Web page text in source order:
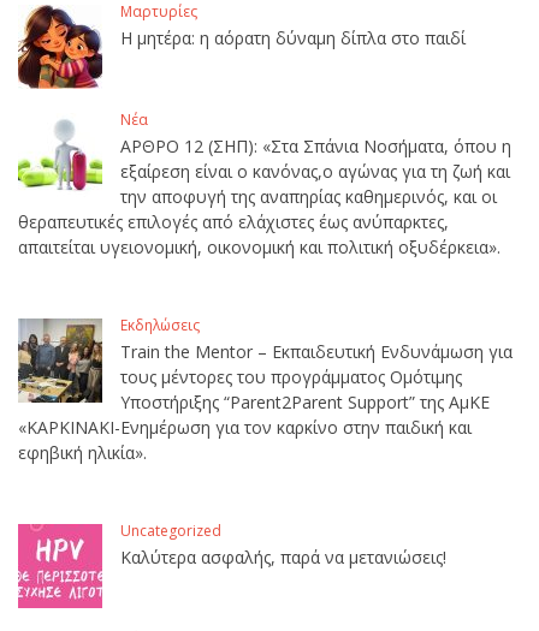
Μαρτυρίες
Η μητέρα: η αόρατη δύναμη δίπλα στο παιδί
Νέα
ΑΡΘΡΟ 12 (ΣΗΠ): «Στα Σπάνια Νοσήματα, όπου η
εξαίρεση είναι ο κανόνας,ο αγώνας για τη ζωή και
την αποφυγή της αναπηρίας καθημερινός, και οι
θεραπευτικές επιλογές από ελάχιστες έως ανύπαρκτες,
απαιτείται υγειονομική, οικονομική και πολιτική οξυδέρκεια».
Εκδηλώσεις
Train the Mentor – Εκπαιδευτική Ενδυνάμωση για
τους μέντορες του προγράμματος Ομότιμης
Υποστήριξης “Parent2Parent Support” της ΑμΚΕ
«ΚΑΡΚΙΝΑΚΙ-Ενημέρωση για τον καρκίνο στην παιδική και
εφηβική ηλικία».
Uncategorized
Καλύτερα ασφαλής, παρά να μετανιώσεις!